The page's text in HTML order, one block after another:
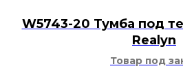
W5743-20 Тумба под
Realyn
Товар под